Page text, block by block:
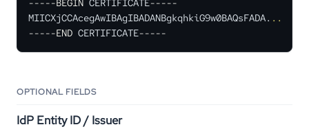
-----BEGIN CERTIFICATE-----
MIICXjCCAcegAwIBAgIBADANBgkqhkiG9w0BAQsFADA. ..
-----END CERTIFICATE-----
OPTIONAL FIELDS
IdP Entity ID / Issuer